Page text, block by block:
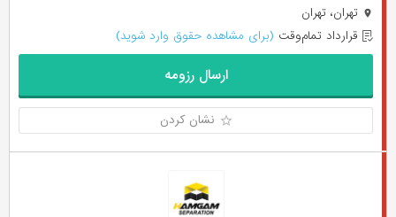
تهران، تهران
قرارداد تمام‌وقت (برای مشاهده حقوق وارد شوید)
ارسال رزومه
نشان کردن